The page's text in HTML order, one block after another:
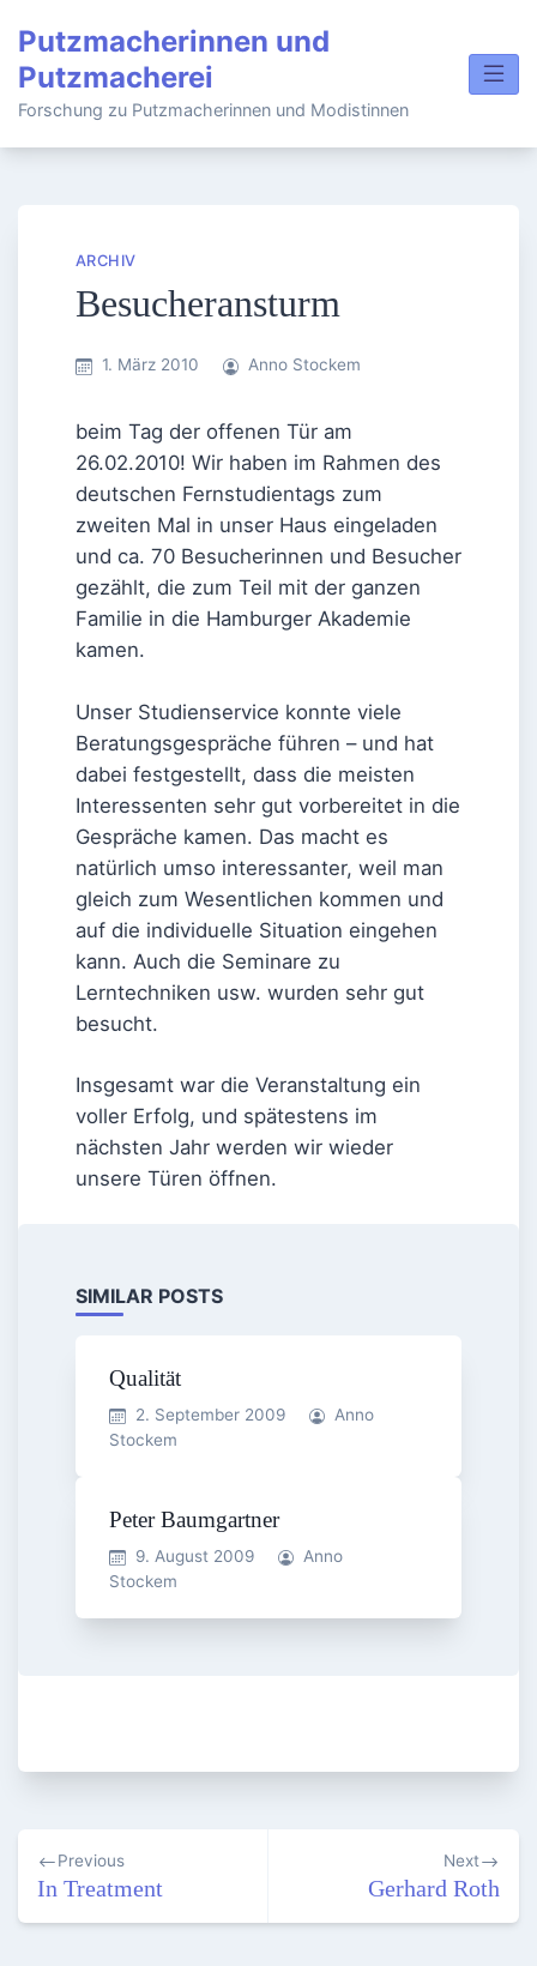
content
Putzmacherinnen und
Putzmacherei
Forschung zu Putzmacherinnen und Modistinnen
ARCHIV
Besucheransturm
1. März 2010 Anno Stockem
beim Tag der offenen Tür am
26.02.2010! Wir haben im Rahmen des
deutschen Fernstudientags zum
zweiten Mal in unser Haus eingeladen
und ca. 70 Besucherinnen und Besucher
gezählt, die zum Teil mit der ganzen
Familie in die Hamburger Akademie
kamen.
Unser Studienservice konnte viele
Beratungsgespräche führen – und hat
dabei festgestellt, dass die meisten
Interessenten sehr gut vorbereitet in die
Gespräche kamen. Das macht es
natürlich umso interessanter, weil man
gleich zum Wesentlichen kommen und
auf die individuelle Situation eingehen
kann. Auch die Seminare zu
Lerntechniken usw. wurden sehr gut
besucht.
Insgesamt war die Veranstaltung ein
voller Erfolg, und spätestens im
nächsten Jahr werden wir wieder
unsere Türen öffnen.
SIMILAR POSTS
Qualität
2. September 2009
Anno
Stockem
Peter Baumgartner
9. August 2009
Anno
Stockem
Beitragsnavigation
Previous
In Treatment
Next
Gerhard Roth